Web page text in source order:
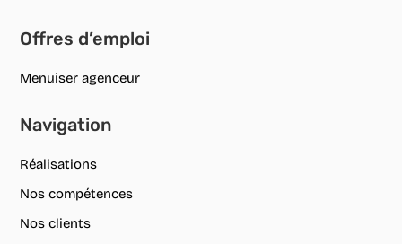
Offres d’emploi
Menuiser agenceur
Navigation
Réalisations
Nos compétences
Nos clients